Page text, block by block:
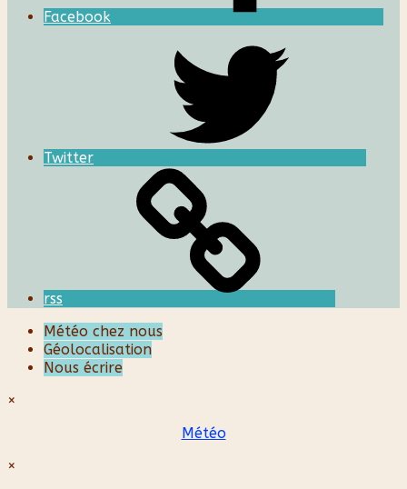
Facebook
Twitter
rss
Météo chez nous
Géolocalisation
Nous écrire
×
Météo
×